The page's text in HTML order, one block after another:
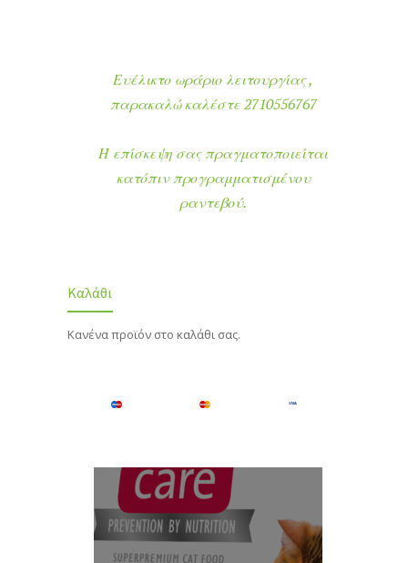
Ευέλικτο ωράριο λειτουργίας ,
παρακαλώ καλέστε 2710556767
Η επίσκεψη σας πραγματοποιείται
κατόπιν προγραμματισμένου
ραντεβού.
Καλάθι
Κανένα προϊόν στο καλάθι σας.